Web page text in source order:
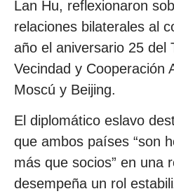
Lan Hu, reflexionaron
relaciones bilaterales al
año el aniversario 25 del
Vecindad y Cooperación
Moscú y Beijing.
El diplomático eslavo
que ambos países “son
más que socios” en una
desempeña un rol